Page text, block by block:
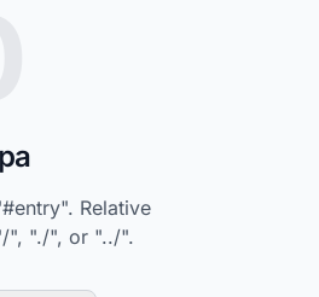
Relative
", "./", or "../".